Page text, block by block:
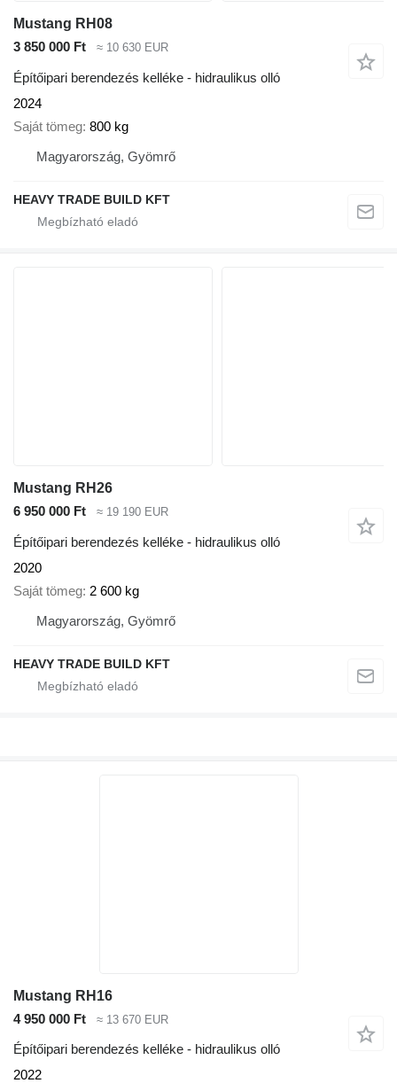
Mustang RH08
3 850 000 Ft
≈ 10 630 EUR
Építőipari berendezés kelléke - hidraulikus olló
2024
Saját tömeg 800 kg
Magyarország, Gyömrő
HEAVY TRADE BUILD KFT
Mustang RH26
6 950 000 Ft
≈ 19 190 EUR
Építőipari berendezés kelléke - hidraulikus olló
2020
Saját tömeg 2 600 kg
Magyarország, Gyömrő
HEAVY TRADE BUILD KFT
Mustang RH16
4 950 000 Ft
≈ 13 670 EUR
Építőipari berendezés kelléke - hidraulikus olló
2022